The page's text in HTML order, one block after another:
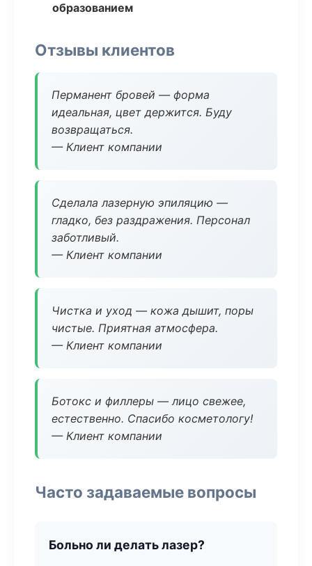
образованием
Отзывы клиентов
Перманент бровей — форма
идеальная, цвет держится. Буду
возвращаться.
— Клиент компании
Сделала лазерную эпиляцию —
гладко, без раздражения. Персонал
заботливый.
— Клиент компании
Чистка и уход — кожа дышит, поры
чистые. Приятная атмосфера.
— Клиент компании
Ботокс и филлеры — лицо свежее,
естественно. Спасибо косметологу!
— Клиент компании
Часто задаваемые вопросы
Больно ли делать лазер?